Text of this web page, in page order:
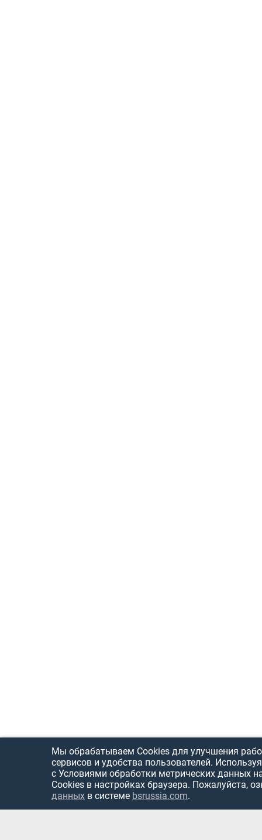
Мы обрабатываем Cookies для улучшения
сервисов и удобства пользователей.
с Условиями обработки метрических данных
Cookies в настройках браузера. Пожалуйста,
данных в системе bsrussia.com.